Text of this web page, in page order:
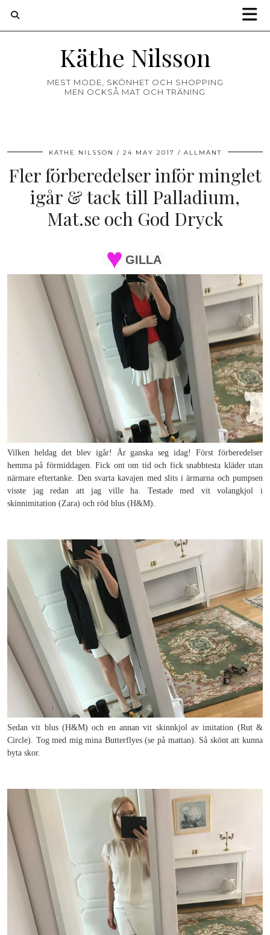
Käthe Nilsson
MEST MODE, SKÖNHET OCH SHOPPING
MEN OCKSÅ MAT OCH TRÄNING
KÄTHE NILSSON 24 MAY 2017 ALLMÄNT
Fler förberedelser inför minglet
igår & tack till Palladium,
Mat.se och God Dryck
GILLA
Vilken heldag det blev igår! Är ganska seg idag! Först förberedelser
hemma på förmiddagen. Fick ont om tid och fick snabbtesta kläder utan
närmare eftertanke. Den svarta kavajen med slits i ärmarna och pumpsen
visste jag redan att jag ville ha. Testade med vit volangkjol i
skinnimitation (Zara) och röd blus (H&M).
Sedan vit blus (H&M) och en annan vit skinnkjol av imitation (Rut &
Circle). Tog med mig mina Butterflyes (se på mattan). Så skönt att kunna
byta skor.